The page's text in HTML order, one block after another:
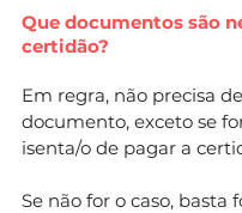
Que documentos são
certidão?
Em regra, não precisa
documento, exceto se
isenta/o de pagar a
Se não for o caso, basta